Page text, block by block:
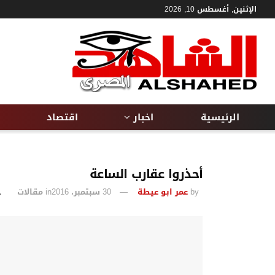
الإثنين, أغسطس 10, 2026
الرئيسية اخبار اقتصاد
أحذروا عقارب الساعة
by عمر ابو عيطة 30 سبتمبر، 2016 in مقالات